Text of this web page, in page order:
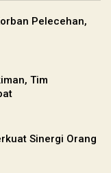
Pelecehan,
Tim
Sinergi Orang